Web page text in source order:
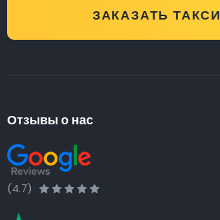
ЗАКАЗАТЬ ТАКСИ
Отзывы о нас
(4.7)